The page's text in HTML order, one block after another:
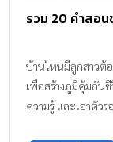
รวม 20 คําสอ
บ้านไหนมีลูกสาวต้
เพื่อสร้างภูมิคุ้มกัน
ความรู้ และเอาตัว